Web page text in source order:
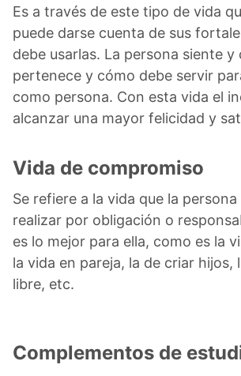
Es a través de este tipo de vida
puede darse cuenta de sus
debe usarlas. La persona siente y
pertenece y cómo debe servir
como persona. Con esta vida el
alcanzar una mayor felicidad y
Vida de compromiso
Se refiere a la vida que la
realizar por obligación o
es lo mejor para ella, como es la
la vida en pareja, la de criar hijos,
libre, etc.
Complementos de